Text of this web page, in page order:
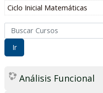
Ciclo Inicial Matemáticas
Buscar Cursos
Ir
Análisis Funcional